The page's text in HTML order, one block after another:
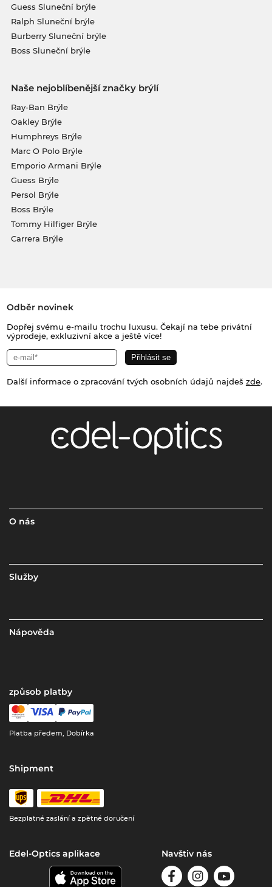
Guess Sluneční brýle
Ralph Sluneční brýle
Burberry Sluneční brýle
Boss Sluneční brýle
Naše nejoblíbenější značky brýlí
Ray-Ban Brýle
Oakley Brýle
Humphreys Brýle
Marc O Polo Brýle
Emporio Armani Brýle
Guess Brýle
Persol Brýle
Boss Brýle
Tommy Hilfiger Brýle
Carrera Brýle
Odběr novinek
Dopřej svému e-mailu trochu luxusu. Čekají na tebe privátní
výprodeje, exkluzivní akce a ještě více!
Další informace o zpracování tvých osobních údajů najdeš zde.
O nás
Služby
Nápověda
způsob platby
Platba předem, Dobírka
Shipment
Bezplatné zaslání a zpětné doručení
Edel-Optics aplikace Navštiv nás